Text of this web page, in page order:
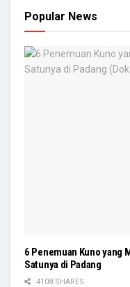
Popular News
6 Penemuan Kuno yang
Satunya di Padang
4108 SHARES